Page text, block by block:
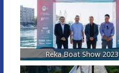
Reka Boat Show 2023